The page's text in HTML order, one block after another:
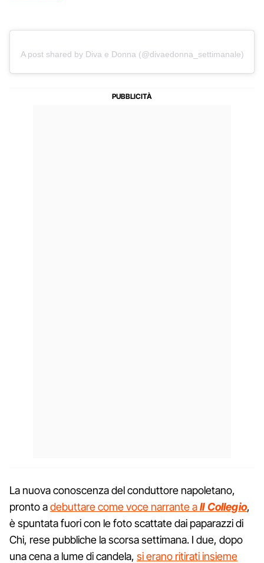
A post shared by Diva e Donna (@divaedonna_settimanale)
La nuova conoscenza del conduttore napoletano,
pronto adebuttare come voce narrante aIl Collegio,
è spuntata fuori con le foto scattate dai paparazzi di
Chi, rese pubbliche la scorsa settimana. I due, dopo
una cena a lume di candela, si erano ritirati insieme